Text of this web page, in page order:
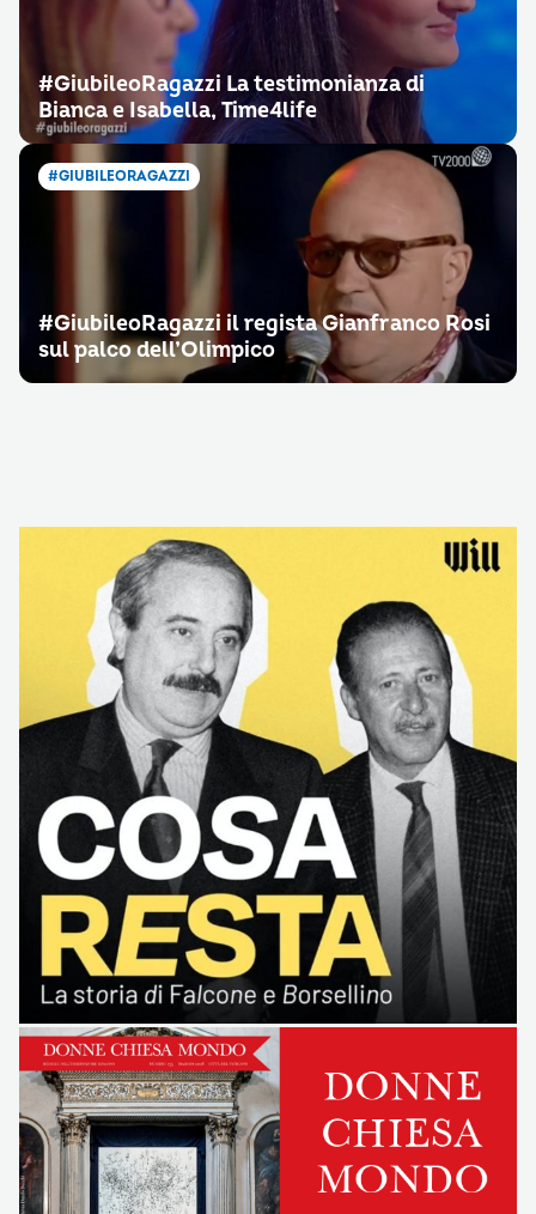
#GiubileoRagazzi La testimonianza di
Bianca e Isabella, Time4life
#GIUBILEORAGAZZI
#GiubileoRagazzi il regista Gianfranco Rosi
sul palco dell’Olimpico